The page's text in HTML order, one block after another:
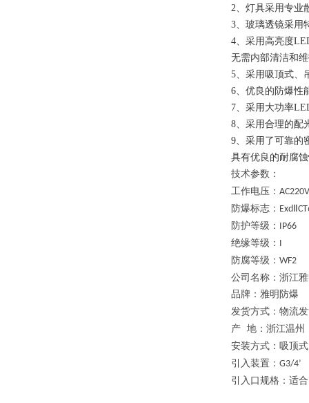
2、灯具采用专业
3、玻璃透镜采用
4、采用高亮度
无需内部清洁和
5、采用吸顶式、
6、优良的防爆性
7、采用大功率
8、采用合理的配
9、采用了可靠的
具有优良的耐腐
技术参数：
工作电压： AC220V
防爆标志：
防护等级： IP66
绝缘等级： I
防腐等级： WF2
公司名称：浙江
品牌：雅明防爆
发货方式：物流
产 地：浙江温州
安装方式：吸顶
引入装置： G3/4’
引入口规格：适合